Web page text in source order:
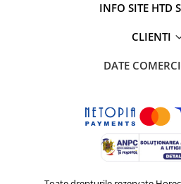
INFO SITE HTD
CLIENTI
DATE